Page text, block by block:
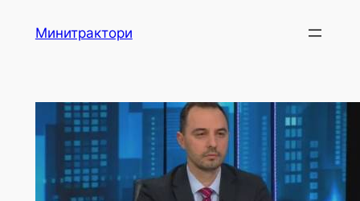
Минитрактори